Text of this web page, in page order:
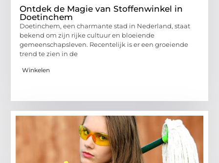
Ontdek de Magie van Stoffenwinkel in
Doetinchem
Doetinchem, een charmante stad in Nederland, staat
bekend om zijn rijke cultuur en bloeiende
gemeenschapsleven. Recentelijk is er een groeiende
trend te zien in de
Winkelen